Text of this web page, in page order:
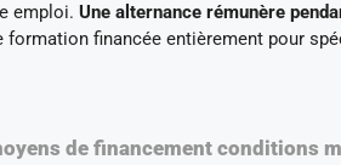
emploi. Une alternance rémunère
formation financée entièrement pour
de financement conditions